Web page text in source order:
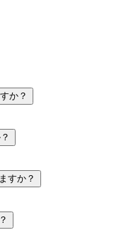
グ、メトリクス、ト
あらゆる規模で超高
か？
Logstash vs.
Elasticsearch vs.
チャは大きく異なり
ースのアーキテクチ
全文検索には効果的
いクエリと圧縮を
、アラート、セッシ
すか？
Collectorを含
み、ログ、メトリク